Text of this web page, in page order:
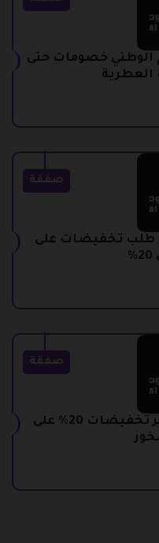
الوطني خصومات حتى
صفقة
طلب تخفيضات على
صفقة
كود خصم الماجد للعود تويتر تخفيضات 20% على